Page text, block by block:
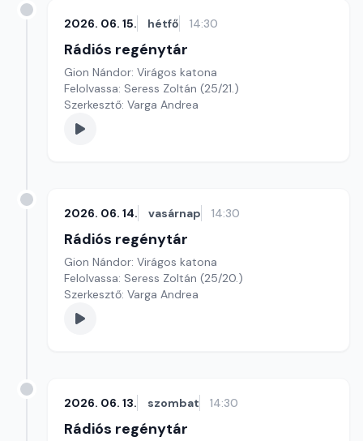
2026. 06. 15. hétfő 14:30
Rádiós regénytár
Gion Nándor: Virágos katona
Felolvassa: Seress Zoltán (25/21.)
Szerkesztő: Varga Andrea
2026. 06. 14. vasárnap 14:30
Rádiós regénytár
Gion Nándor: Virágos katona
Felolvassa: Seress Zoltán (25/20.)
Szerkesztő: Varga Andrea
2026. 06. 13. szombat 14:30
Rádiós regénytár